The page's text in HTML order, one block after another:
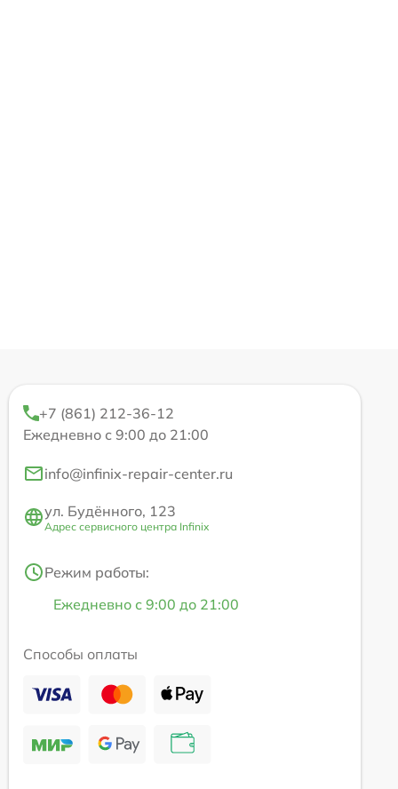
+7 (861) 212-36-12
Ежедневно с 9:00 до 21:00
info@infinix-repair-center.ru
ул. Будённого, 123
Адрес сервисного центра Infinix
Режим работы:
Ежедневно с 9:00 до 21:00
Способы оплаты